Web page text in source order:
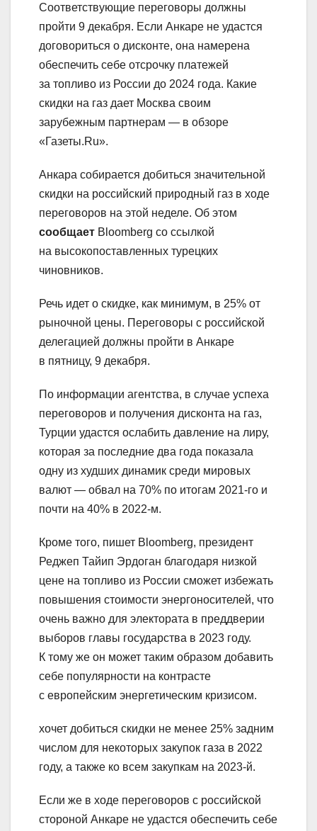
Соответствующие переговоры должны
пройти 9 декабря. Если Анкаре не удастся
договориться о дисконте, она намерена
обеспечить себе отсрочку платежей
за топливо из России до 2024 года. Какие
скидки на газ дает Москва своим
зарубежным партнерам — в обзоре
«Газеты.Ru».
Анкара собирается добиться значительной
скидки на российский природный газ в ходе
переговоров на этой неделе. Об этом
сообщает Bloomberg со ссылкой
на высокопоставленных турецких
чиновников.
Речь идет о скидке, как минимум, в 25% от
рыночной цены. Переговоры с российской
делегацией должны пройти в Анкаре
в пятницу, 9 декабря.
По информации агентства, в случае успеха
переговоров и получения дисконта на газ,
Турции удастся ослабить давление на лиру,
которая за последние два года показала
одну из худших динамик среди мировых
валют — обвал на 70% по итогам 2021-го и
почти на 40% в 2022-м.
Кроме того, пишет Bloomberg, президент
Реджеп Тайип Эрдоган благодаря низкой
цене на топливо из России сможет избежать
повышения стоимости энергоносителей, что
очень важно для электората в преддверии
выборов главы государства в 2023 году.
К тому же он может таким образом добавить
себе популярности на контрасте
с европейским энергетическим кризисом.
хочет добиться скидки не менее 25% задним
числом для некоторых закупок газа в 2022
году, а также ко всем закупкам на 2023-й.
Если же в ходе переговоров с российской
стороной Анкаре не удастся обеспечить себе